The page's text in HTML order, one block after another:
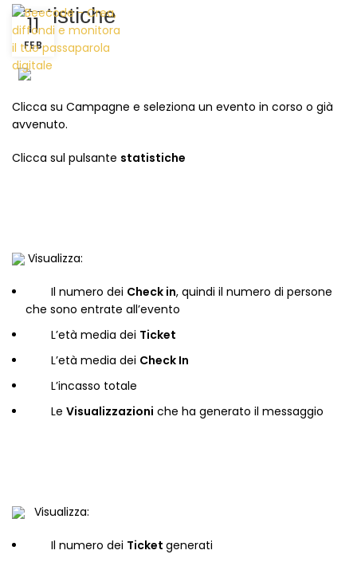
Statistiche
11
FEB
Clicca su Campagne e seleziona un evento in corso o già
avvenuto.
Clicca sul pulsante statistiche
Visualizza:
Il numero dei Check in, quindi il numero di persone
che sono entrate all’evento
L’età media dei Ticket
L’età media dei Check In
L’incasso totale
Le Visualizzazioni che ha generato il messaggio
Visualizza:
Il numero dei Ticket generati